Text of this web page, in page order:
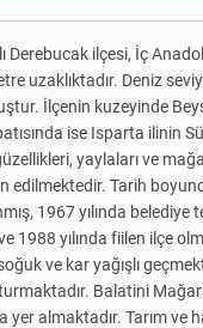
Derebucak ilçesi, İç
uzaklıktadır. Deniz
İlçenin kuzeyinde
ise Isparta ilinin
yaylaları ve
edilmektedir. Tarih
1967 yılında belediye
1988 yılında fiilen ilçe
ve kar yağışlı
Balatini
yer almaktadır. Tarım ve